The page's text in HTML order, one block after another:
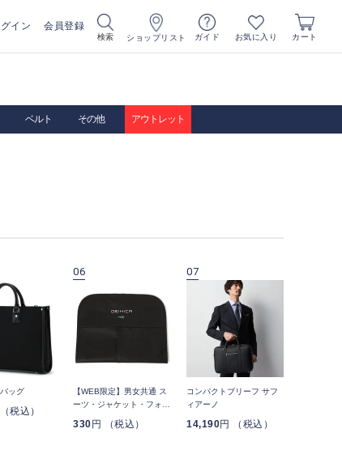
イン 会員登録
検索 ショップリスト ガイド お気に入り カート
ベルト その他 アウトレット
ッグ
税込）
06
【WEB限定】男女共通 ス
ーツ・ジャケット・フォー
330 円 （税込）
07
コンパクトブリーフ サフ
ィアーノ
14,190円 （税込）